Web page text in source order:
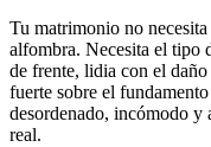
Tu matrimonio no
alfombra. Necesita el tipo
de frente, lidia con el
fuerte sobre el
desordenado, incómodo y
real.